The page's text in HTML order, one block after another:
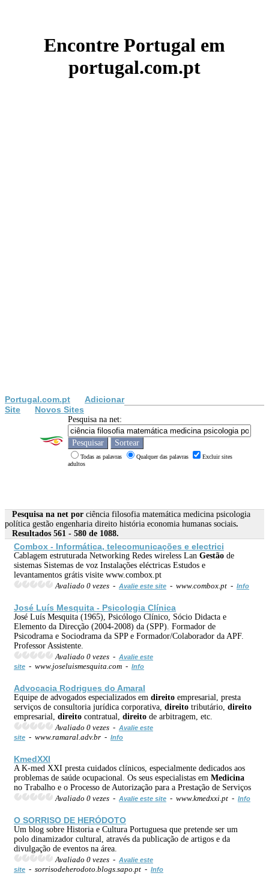
Encontre Portugal em
portugal.com.pt
Portugal.com.pt
Adicionar
Site
Novos Sites
Pesquisa na net:
Todas as palavras Qualquer das palavras
Excluir sites
adultos
Pesquisa na net por ciência filosofia matemática medicina psicologia
política gestão engenharia direito história economia humanas sociais.
Resultados 561 - 580 de 1088.
Combox - Informática, telecomunicações e electrici
Cablagem estruturada Networking Redes wireless Lan Gestão de
sistemas Sistemas de voz Instalações eléctricas Estudos e
levantamentos grátis visite www.combox.pt
Avaliado 0 vezes - Avalie este site - www.combox.pt - Info
José Luís Mesquita - Psicologia Clínica
José Luís Mesquita (1965), Psicólogo Clínico, Sócio Didacta e
Elemento da Direcção (2004-2008) da (SPP). Formador de
Psicodrama e Sociodrama da SPP e Formador/Colaborador da APF.
Professor Assistente.
Avaliado 0 vezes - Avalie este
site - www.joseluismesquita.com - Info
Advocacia Rodrigues do Amaral
Equipe de advogados especializados em direito empresarial, presta
serviços de consultoria jurídica corporativa, direito tributário, direito
empresarial, direito contratual, direito de arbitragem, etc.
Avaliado 0 vezes - Avalie este
site - www.ramaral.adv.br - Info
KmedXXI
A K-med XXI presta cuidados clínicos, especialmente dedicados aos
problemas de saúde ocupacional. Os seus especialistas em Medicina
no Trabalho e o Processo de Autorização para a Prestação de Serviços
Avaliado 0 vezes - Avalie este site - www.kmedxxi.pt - Info
O SORRISO DE HERÓDOTO
Um blog sobre Historia e Cultura Portuguesa que pretende ser um
polo dinamizador cultural, através da publicação de artigos e da
divulgação de eventos na área.
Avaliado 0 vezes - Avalie este
site - sorrisodeherodoto.blogs.sapo.pt - Info